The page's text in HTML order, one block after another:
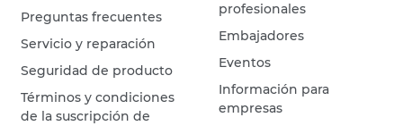
Preguntas frecuentes
Servicio y reparación
Seguridad de producto
Términos y condiciones
de la suscripción de
profesionales
Embajadores
Eventos
Información para
empresas